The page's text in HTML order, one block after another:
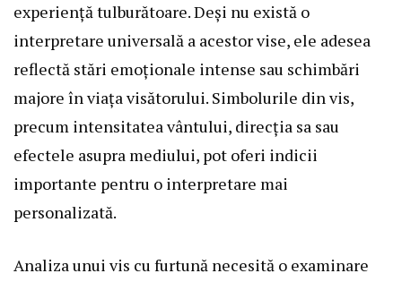
experiență tulburătoare. Deși nu există o
interpretare universală a acestor vise, ele adesea
reflectă stări emoționale intense sau schimbări
majore în viața visătorului. Simbolurile din vis,
precum intensitatea vântului, direcția sa sau
efectele asupra mediului, pot oferi indicii
importante pentru o interpretare mai
personalizată.
Analiza unui vis cu furtună necesită o examinare